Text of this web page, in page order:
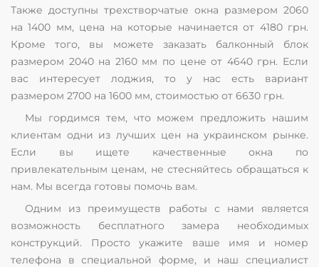
Также доступны трехстворчатые окна размером 2060
на 1400 мм, цена на которые начинается от 4180 грн.
Кроме того, вы можете заказать балконный блок
размером 2040 на 2160 мм по цене от 4640 грн. Если
вас интересует лоджия, то у нас есть вариант
размером 2700 на 1600 мм, стоимостью от 6630 грн.
Мы гордимся тем, что можем предложить нашим
клиентам одни из лучших цен на украинском рынке.
Если вы ищете качественные окна по
привлекательным ценам, не стесняйтесь обращаться к
нам. Мы всегда готовы помочь вам.
Одним из преимуществ работы с нами является
возможность бесплатного замера необходимых
конструкций. Просто укажите ваше имя и номер
телефона в специальной форме, и наш специалист